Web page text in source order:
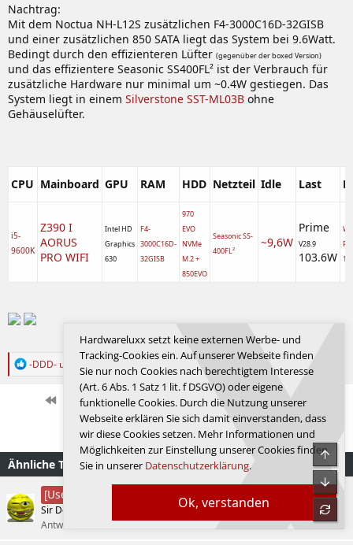
Nachtrag:
Mit dem Noctua NH-L12S zusätzlichen F4-3000C16D-32GISB
und einer zusätzlichen 850 SATA liegt das System bei 9.6Watt.
Bedingt durch den effizienteren Lüfter (gegenüber der boxed Version)
und das effizientere Seasonic SS400FL² ist der Verbrauch für
zusätzliche Hardware nur minimal um ~0.4W gestiegen. Das
System liegt in einem Silverstone SST-ML03B ohne
Gehäuselüfter.
CPU Mainboard GPU RAM HDD Netzteil Idle Last
i5-
9600K
Z390 I
AORUS
PRO WIFI
Intel HD
Graphics
630
F4-
3000C16D-
32GISB
970
EVO
NVMe
M.2 +
850EVO
Seasonic SS-
400FL²
~9,6W
Prime
V28.9
103.6W
Pro
Zuletzt bearbeitet:
R
n
e
n
-DDD- und Spackibert
Erste Vorherige 54 von 129 Nächste
Anmelden, um zu antworten.
Ähnliche Themen
[User-Review]
Test der Valkyrie V360 LCD
Sir Demencia
Antworten
02.12.2025 Sir Demencia
Ok, verstanden
Hardwareluxx setzt keine externen Werbe- und
Tracking-Cookies ein. Auf unserer Webseite finden
Sie nur noch Cookies nach berechtigtem Interesse
(Art. 6 Abs. 1 Satz 1 lit. f DSGVO) oder eigene
funktionelle Cookies. Durch die Nutzung unserer
Webseite erklären Sie sich damit einverstanden, dass
wir diese Cookies setzen. Mehr Informationen und
Möglichkeiten zur Einstellung unserer Cookies finden
Sie in unserer Datenschutzerklärung.